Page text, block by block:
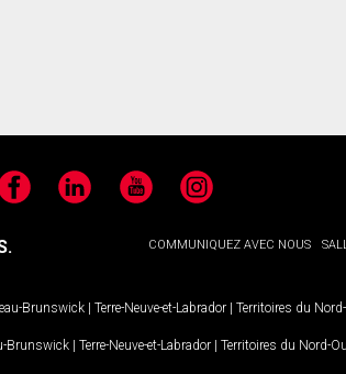
LinkedIn YouTubeInstagram
COMMUNIQUEZ AVEC NOUS
Brunswick | Terre-Neuve-et-Labrador | Territoires du
Brunswick | Terre-Neuve-et-Labrador | Territoires du Nord-